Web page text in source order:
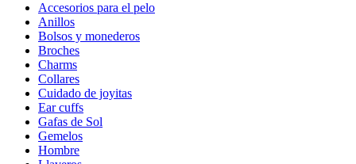
Accesorios para el pelo
Anillos
Bolsos y monederos
Broches
Charms
Collares
Cuidado de joyitas
Ear cuffs
Gafas de Sol
Gemelos
Hombre